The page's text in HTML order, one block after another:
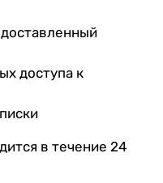
доступа к
в течение 24